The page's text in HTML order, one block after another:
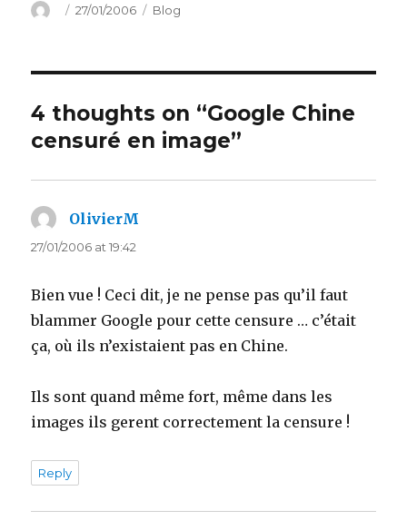
Author
Posted
27/01/2006 Categories
Blog
4 thoughts on “Google Chine
censuré en image”
OlivierM
27/01/2006 at 19:42
Bien vue ! Ceci dit, je ne pense pas qu’il faut
blammer Google pour cette censure … c’était
ça, où ils n’existaient pas en Chine.
Ils sont quand même fort, même dans les
images ils gerent correctement la censure !
Reply